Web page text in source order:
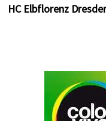
HC Elbflorenz